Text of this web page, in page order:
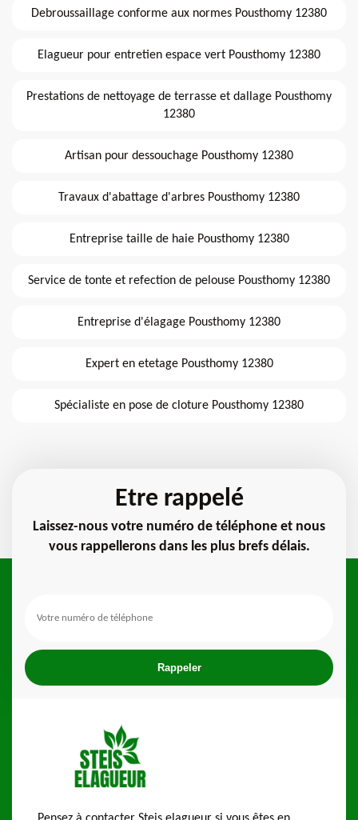
Debroussaillage conforme aux normes Pousthomy 12380
Elagueur pour entretien espace vert Pousthomy 12380
Prestations de nettoyage de terrasse et dallage Pousthomy
12380
Artisan pour dessouchage Pousthomy 12380
Travaux d'abattage d'arbres Pousthomy 12380
Entreprise taille de haie Pousthomy 12380
Service de tonte et refection de pelouse Pousthomy 12380
Entreprise d'élagage Pousthomy 12380
Expert en etetage Pousthomy 12380
Spécialiste en pose de cloture Pousthomy 12380
Etre rappelé
Laissez-nous votre numéro de téléphone et nous
vous rappellerons dans les plus brefs délais.